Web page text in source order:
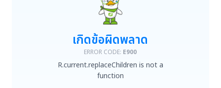
R.current.replaceChildren is not a function
เกิดข้อผิดพลาด
ERROR CODE: E900
R.current.replaceChildren is not a
function